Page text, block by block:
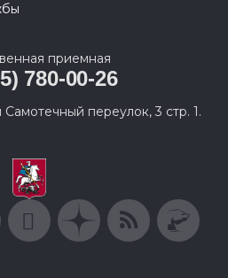
приемная
780-00-26
переулок, 3 стр. 1.